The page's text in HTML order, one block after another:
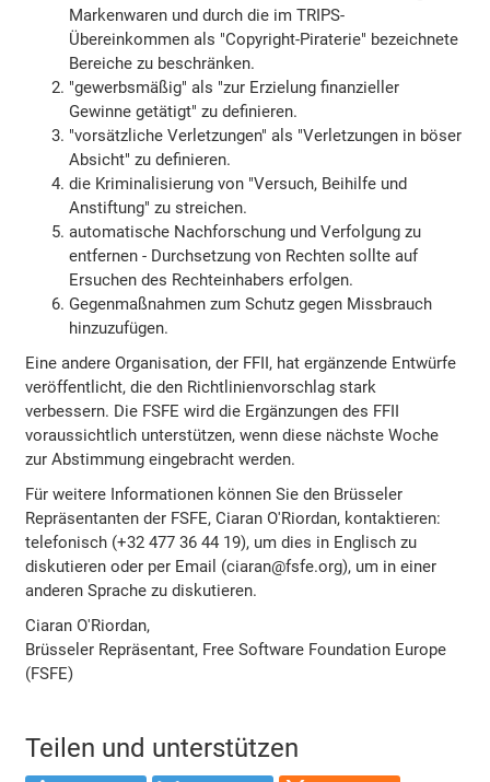
Markenwaren und durch die im TRIPS-
Übereinkommen als "Copyright-Piraterie" bezeichnete
Bereiche zu beschränken.
"gewerbsmäßig" als "zur Erzielung finanzieller
Gewinne getätigt" zu definieren.
"vorsätzliche Verletzungen" als "Verletzungen in böser
Absicht" zu definieren.
die Kriminalisierung von "Versuch, Beihilfe und
Anstiftung" zu streichen.
automatische Nachforschung und Verfolgung zu
entfernen - Durchsetzung von Rechten sollte auf
Ersuchen des Rechteinhabers erfolgen.
Gegenmaßnahmen zum Schutz gegen Missbrauch
hinzuzufügen.
Eine andere Organisation, der FFII, hat ergänzende Entwürfe
veröffentlicht, die den Richtlinienvorschlag stark
verbessern. Die FSFE wird die Ergänzungen des FFII
voraussichtlich unterstützen, wenn diese nächste Woche
zur Abstimmung eingebracht werden.
Für weitere Informationen können Sie den Brüsseler
Repräsentanten der FSFE, Ciaran O'Riordan, kontaktieren:
telefonisch (+32 477 36 44 19), um dies in Englisch zu
diskutieren oder per Email (ciaran@fsfe.org), um in einer
anderen Sprache zu diskutieren.
Ciaran O'Riordan,
Brüsseler Repräsentant, Free Software Foundation Europe
(FSFE)
Teilen und unterstützen